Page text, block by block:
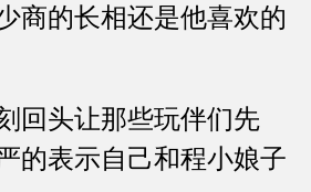
商的长相还是他喜欢的
头让那些玩伴们先
的表示自己和程小娘子